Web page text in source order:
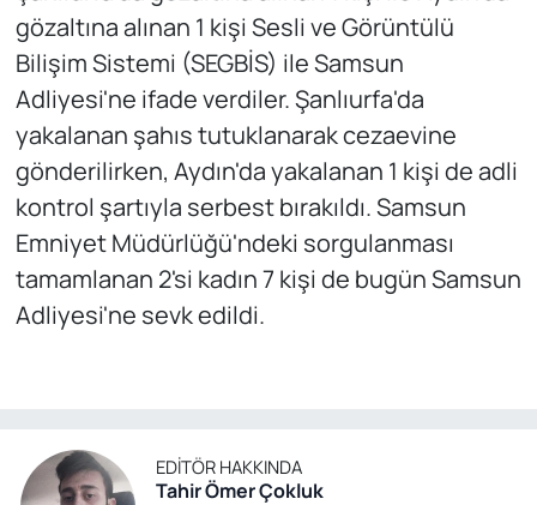
gözaltına alınan 1 kişi Sesli ve Görüntülü
Bilişim Sistemi (SEGBİS) ile Samsun
Adliyesi'ne ifade verdiler. Şanlıurfa'da
yakalanan şahıs tutuklanarak cezaevine
gönderilirken, Aydın'da yakalanan 1 kişi de adli
kontrol şartıyla serbest bırakıldı. Samsun
Emniyet Müdürlüğü'ndeki sorgulanması
tamamlanan 2'si kadın 7 kişi de bugün Samsun
Adliyesi'ne sevk edildi.
EDITÖR HAKKINDA
Tahir Ömer Çokluk